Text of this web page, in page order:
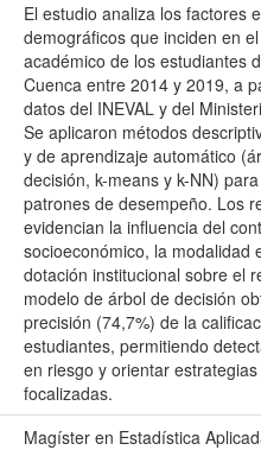
El estudio analiza los factores
demográficos que inciden en
académico de los estudiantes
Cuenca entre 2014 y 2019, a
datos del INEVAL y del
Se aplicaron métodos
y de aprendizaje automático
decisión, k-means y k-NN)
patrones de desempeño. Los
evidencian la influencia del
socioeconómico, la modalidad
dotación institucional sobre el
modelo de árbol de decisión
precisión (74,7%) de la
estudiantes, permitiendo
en riesgo y orientar
focalizadas.
Magíster en Estadística